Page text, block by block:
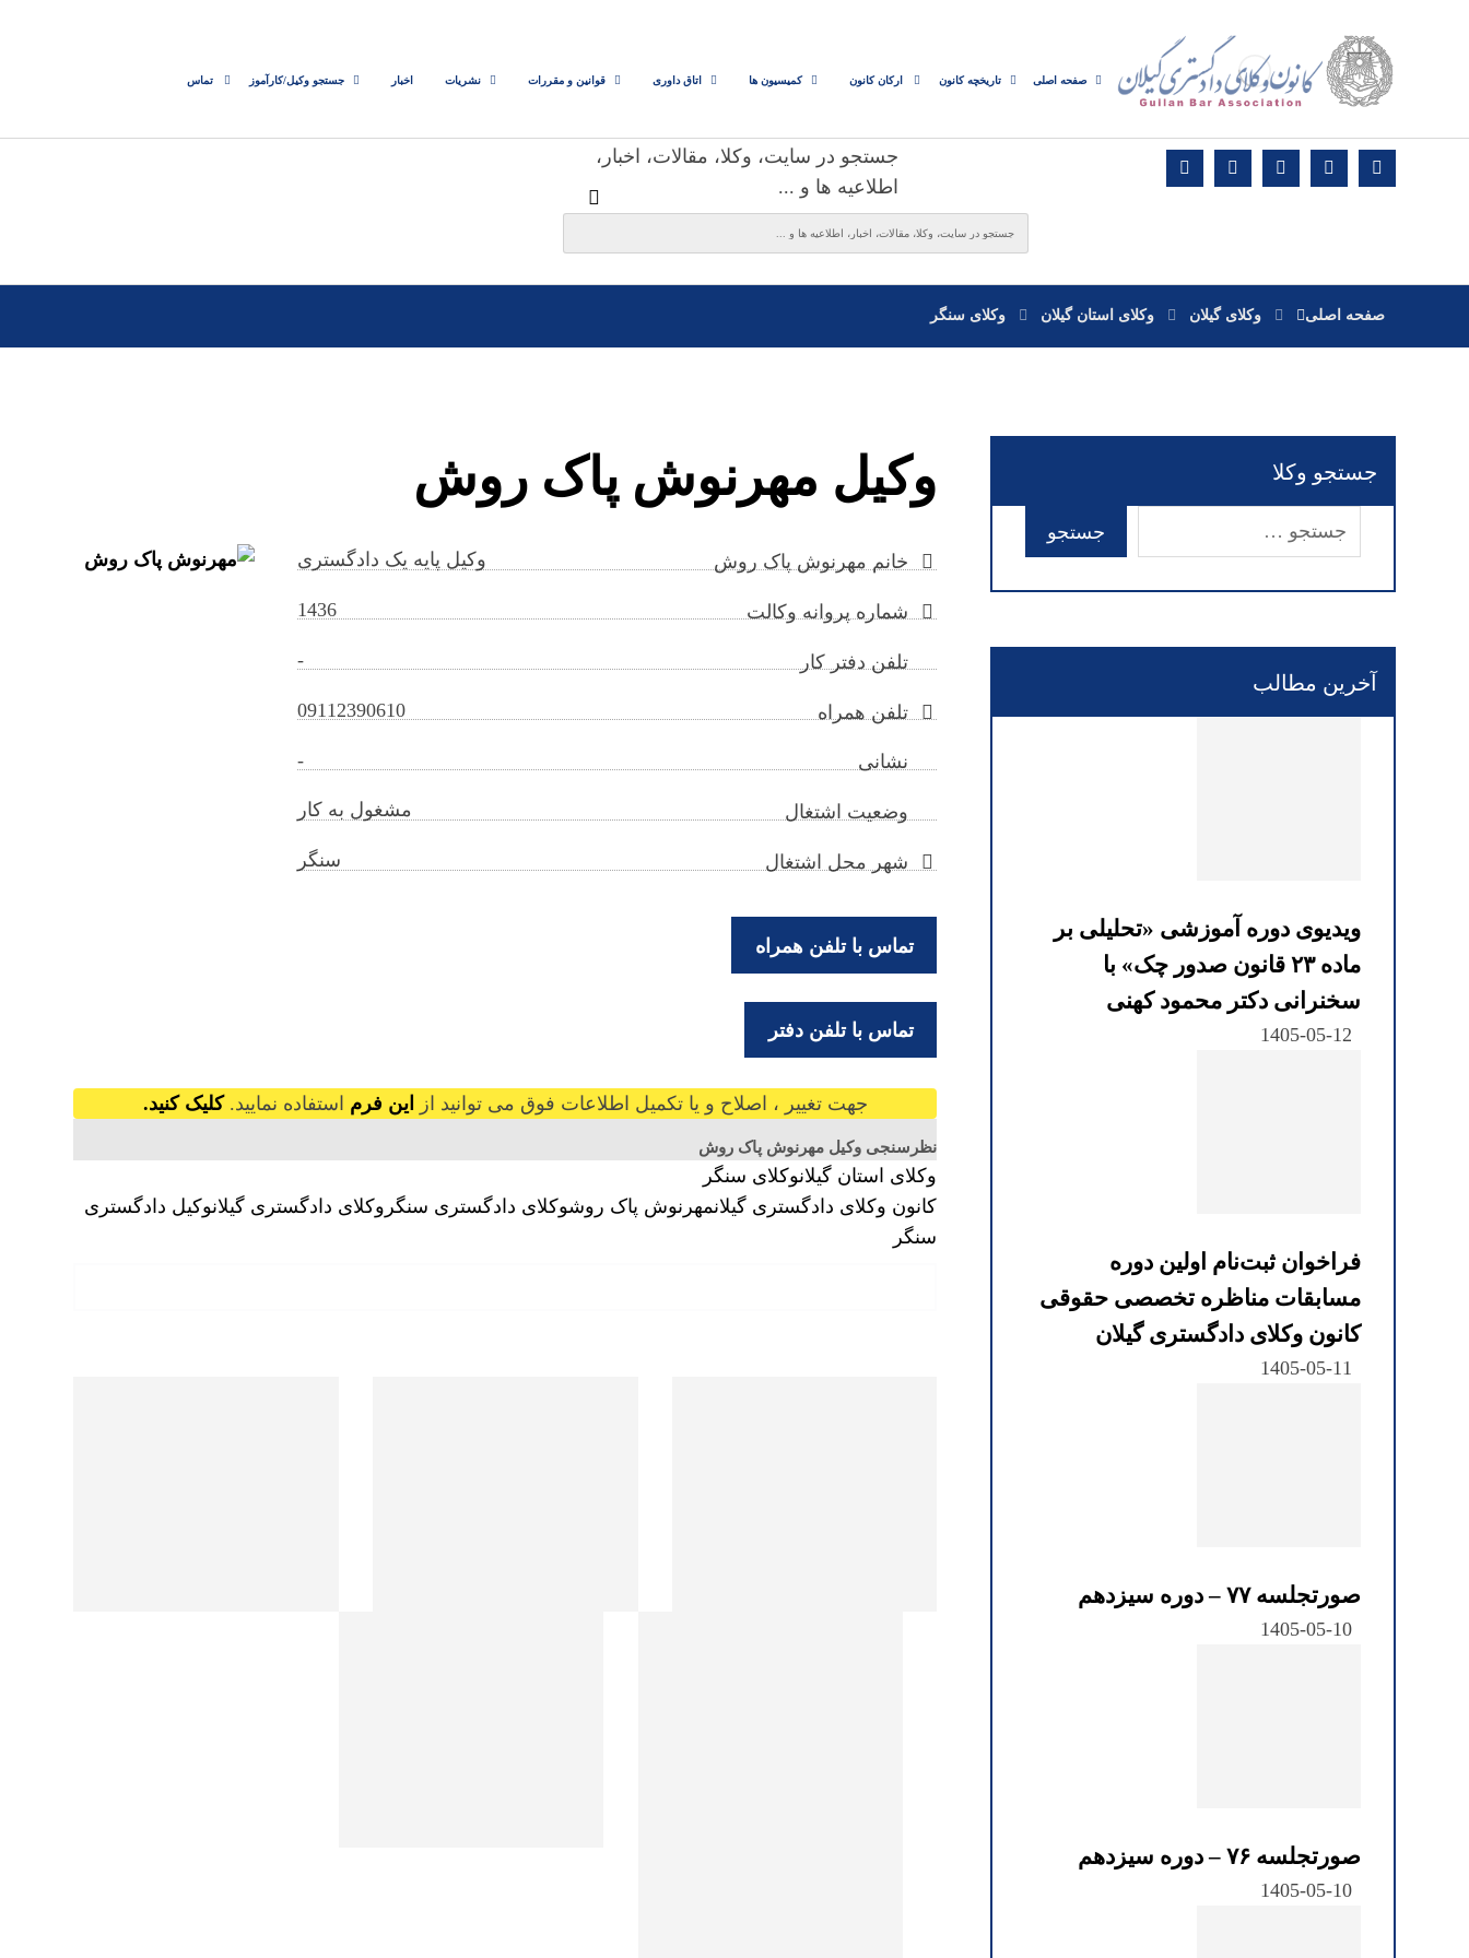
صفحه اصلی تاریخچه کانون ارکان کانون کمیسیون ها اتاق داوری قوانین و مقررات نشریات اخبار جستجو وکیل/کارآموز تماس
جستجو در سایت، وکلا، مقالات، اخبار،
اطلاعیه ها و ...
صفحه اصلی وکلای گیلان وکلای استان گیلان وکلای سنگر
وکیل مهرنوش پاک روش
خانم مهرنوش پاک روش وکیل پایه یک دادگستری
شماره پروانه وکالت 1436
تلفن دفتر کار -
تلفن همراه 09112390610
نشانی -
وضعیت اشتغال مشغول به کار
شهر محل اشتغال سنگر
تماس با تلفن همراه
تماس با تلفن دفتر
جهت تغییر ، اصلاح و یا تکمیل اطلاعات فوق می توانید از این فرم استفاده نمایید. کلیک کنید.
نظرسنجی وکیل مهرنوش پاک روش
وکلای استان گیلانوکلای سنگر
کانون وکلای دادگستری گیلانمهرنوش پاک روشوکلای دادگستری سنگر وکلای دادگستری گیلانوکیل دادگستری
سنگر
جستجو وکلا
آخرین مطالب
ویدیوی دوره آموزشی «تحلیلی بر
ماده ۲۳ قانون صدور چک» با
سخنرانی دکتر محمود کهنی
1405-05-12
فراخوان ثبت‌نام اولین دوره
مسابقات مناظره تخصصی حقوقی
کانون وکلای دادگستری گیلان
1405-05-11
صورتجلسه ۷۷ – دوره سیزدهم
1405-05-10
صورتجلسه ۷۶ – دوره سیزدهم
1405-05-10